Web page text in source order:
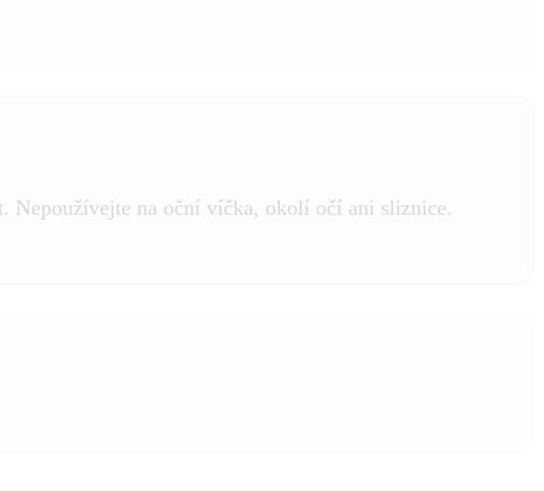
Nepoužívejte na oční víčka, okolí očí ani sliznice.